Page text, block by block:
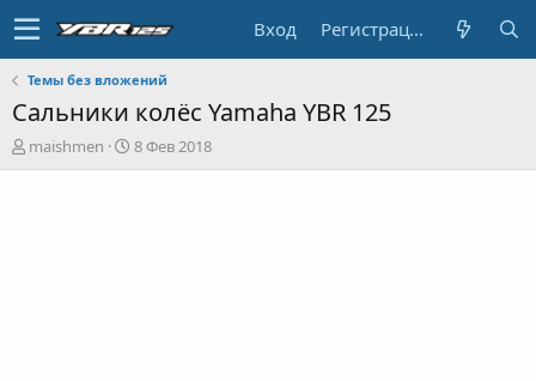
Вход Регистрация
Темы без вложений
Сальники колёс Yamaha YBR 125
А
в
maishmen
Д
а
8 Фев 2018